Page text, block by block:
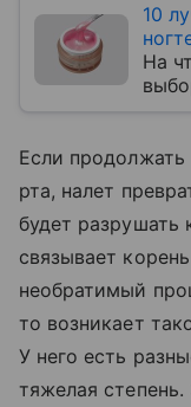
10
На
Если продолжать
рта, налет
будет разрушать
связывает
необратимый
то возникает
У него есть
тяжелая